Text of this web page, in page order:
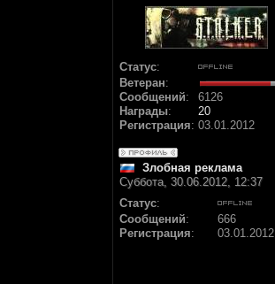
Статус:
Ветеран:
Сообщений:
6126
Награды:
20
Регистрация: 03.01.2012
Злобная реклама
Суббота, 30.06.2012, 12:37
Статус:
Сообщений:
666
Регистрация: 03.01.2012